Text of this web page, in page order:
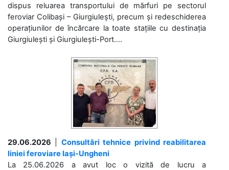
dispus reluarea transportului de mărfuri pe sectorul
feroviar Colibași – Giurgiulești, precum și redeschiderea
operațiunilor de încărcare la toate stațiile cu destinația
Giurgiulești și Giurgiulești-Port....
29.06.2026
Consultări tehnice privind reabilitarea
liniei feroviare Iași-Ungheni
La 25.06.2026 a avut loc o vizită de lucru a